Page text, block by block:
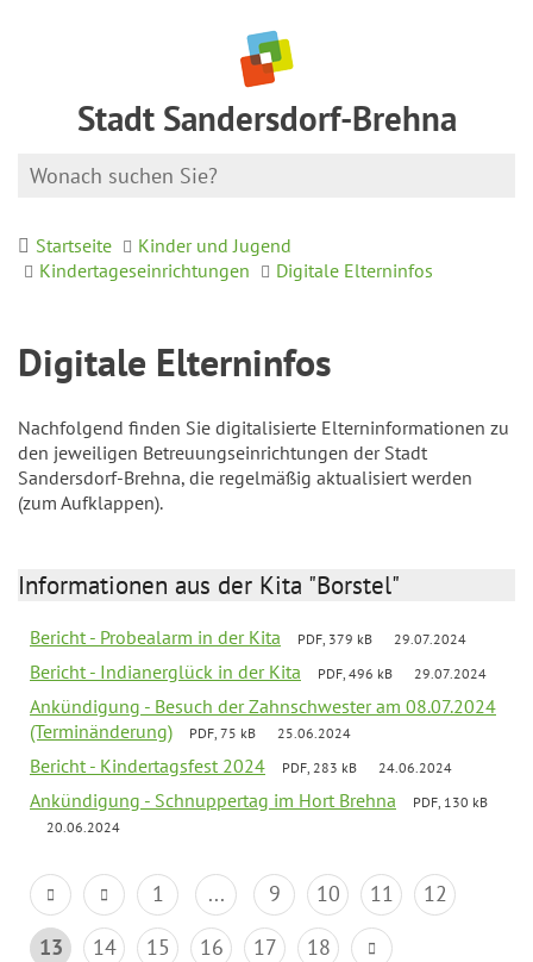
Stadt Sandersdorf-Brehna
Startseite
Kinder und Jugend
Kindertageseinrichtungen
Digitale Elterninfos
Digitale Elterninfos
Nachfolgend finden Sie digitalisierte Elterninformationen zu
den jeweiligen Betreuungseinrichtungen der Stadt
Sandersdorf-Brehna, die regelmäßig aktualisiert werden
(zum Aufklappen).
Informationen aus der Kita "Borstel"
Bericht - Probealarm in der Kita PDF, 379 kB 29.07.2024
Bericht - Indianerglück in der Kita PDF, 496 kB 29.07.2024
Ankündigung - Besuch der Zahnschwester am 08.07.2024
(Terminänderung)
PDF, 75 kB 25.06.2024
Bericht - Kindertagsfest 2024 PDF, 283 kB 24.06.2024
Ankündigung - Schnuppertag im Hort Brehna
PDF, 130 kB
20.06.2024
1 ... 9 10 11
12
13
14 15 16 17 18